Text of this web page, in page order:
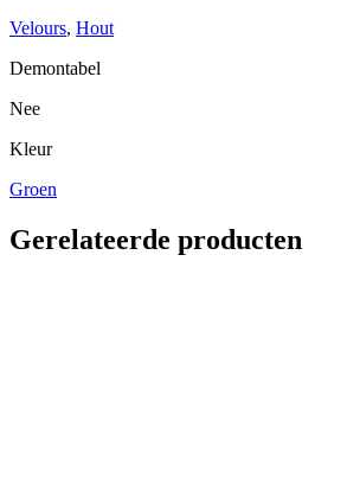
Velours, Hout
Demontabel
Nee
Kleur
Groen
Gerelateerde producten